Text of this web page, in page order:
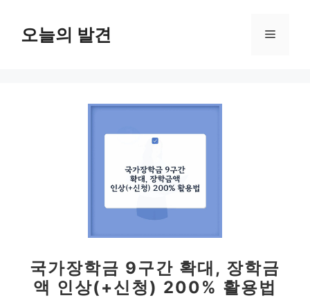
오늘의 발견 메
국가장학금 9구간 확대, 장학금
액 인상(+신청) 200% 활용법